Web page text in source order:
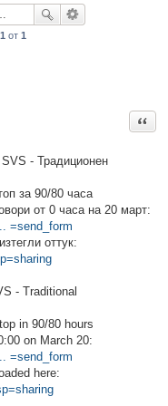
1 от 1
- Традиционен
за 90/80 часа
от 0 часа на 20 март:
=send_form
оттук:
- Traditional
in 90/80 hours
on March 20:
=send_form
here: